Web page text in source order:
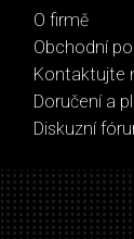
O firmě
Obchodní
Kontaktujte
Doručení a
Diskuzní